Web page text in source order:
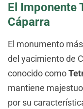
El Imponente
Cáparra
El monumento
del yacimiento de
conocido como
mantiene
por su